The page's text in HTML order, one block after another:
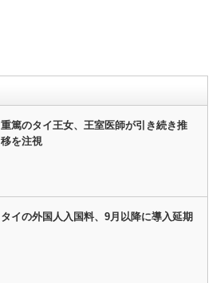
重篤のタイ王女、王室医師が引き続き推
移を注視
タイの外国人入国料、9月以降に導入延期